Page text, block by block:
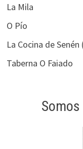
La Mila
O Pío
La Cocina de
Taberna O Faiado